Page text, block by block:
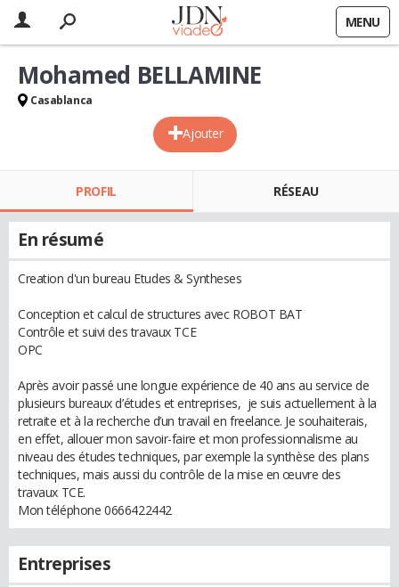
MENU
Ajouter
Mohamed BELLAMINE
Casablanca
PROFIL RÉSEAU
En résumé
Creation d'un bureau Etudes & Syntheses
Conception et calcul de structures avec ROBOT BAT
Contrôle et suivi des travaux TCE
OPC
Après avoir passé une longue expérience de 40 ans au service de
plusieurs bureaux d’études et entreprises, je suis actuellement à la
retraite et à la recherche d’un travail en freelance. Je souhaiterais,
en effet, allouer mon savoir-faire et mon professionnalisme au
niveau des études techniques, par exemple la synthèse des plans
techniques, mais aussi du contrôle de la mise en œuvre des
travaux TCE.
Mon téléphone 0666422442
Entreprises